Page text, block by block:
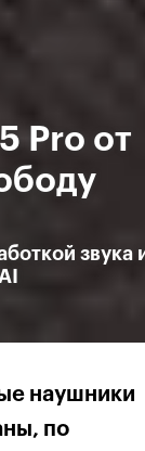
Pro от
звука
наушники
по